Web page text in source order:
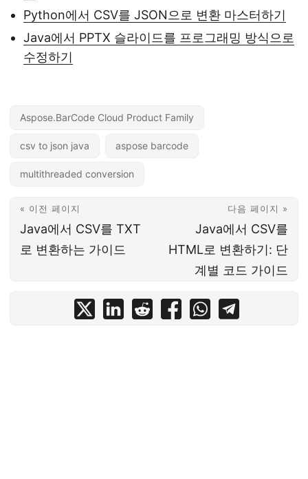
Python에서 CSV를 JSON으로 변환 마스터하기
Java에서 PPTX 슬라이드를 프로그래밍 방식으로
수정하기
Aspose.BarCode Cloud Product Family
csv to json java aspose barcode
multithreaded conversion
« 이전 페이지
Java에서 CSV를 TXT
로 변환하는 가이드
다음 페이지 »
Java에서 CSV를
HTML로 변환하기: 단
계별 코드 가이드